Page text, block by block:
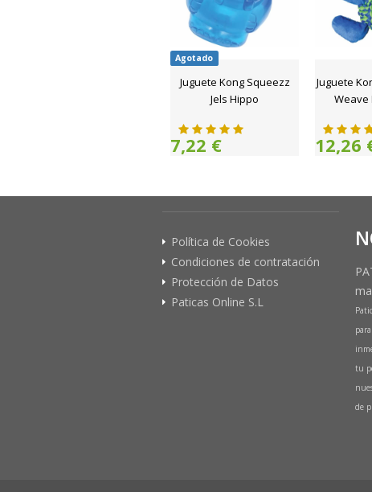
Agotado
Juguete Kong Squeezz
Jels Hippo
7,22 €
Juguete
Weave
12,26
Política de Cookies
Condiciones de contratación
Protección de Datos
Paticas Online S.L
tu
de